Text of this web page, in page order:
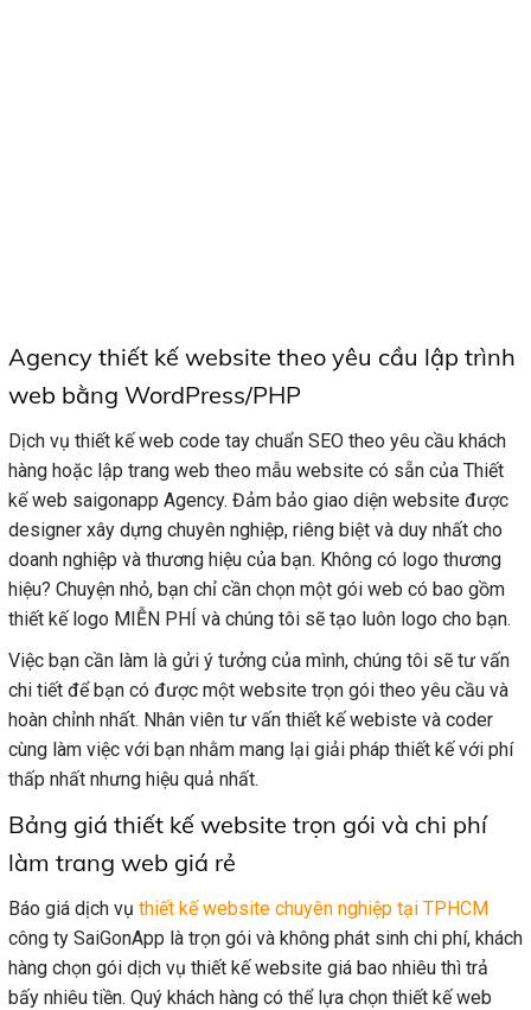
Agency thiết kế website theo yêu cầu lập trình
web bằng WordPress/PHP
Dịch vụ thiết kế web code tay chuẩn SEO theo yêu cầu khách
hàng hoặc lập trang web theo mẫu website có sẵn của Thiết
kế web saigonapp Agency. Đảm bảo giao diện website được
designer xây dựng chuyên nghiệp, riêng biệt và duy nhất cho
doanh nghiệp và thương hiệu của bạn. Không có logo thương
hiệu? Chuyện nhỏ, bạn chỉ cần chọn một gói web có bao gồm
thiết kế logo MIỄN PHÍ và chúng tôi sẽ tạo luôn logo cho bạn.
Việc bạn cần làm là gửi ý tưởng của mình, chúng tôi sẽ tư vấn
chi tiết để bạn có được một website trọn gói theo yêu cầu và
hoàn chỉnh nhất. Nhân viên tư vấn thiết kế webiste và coder
cùng làm việc với bạn nhằm mang lại giải pháp thiết kế với phí
thấp nhất nhưng hiệu quả nhất.
Bảng giá thiết kế website trọn gói và chi phí
làm trang web giá rẻ
Báo giá dịch vụ thiết kế website chuyên nghiệp tại TPHCM
công ty SaiGonApp là trọn gói và không phát sinh chi phí, khách
hàng chọn gói dịch vụ thiết kế website giá bao nhiêu thì trả
bấy nhiêu tiền. Quý khách hàng có thể lựa chọn thiết kế web